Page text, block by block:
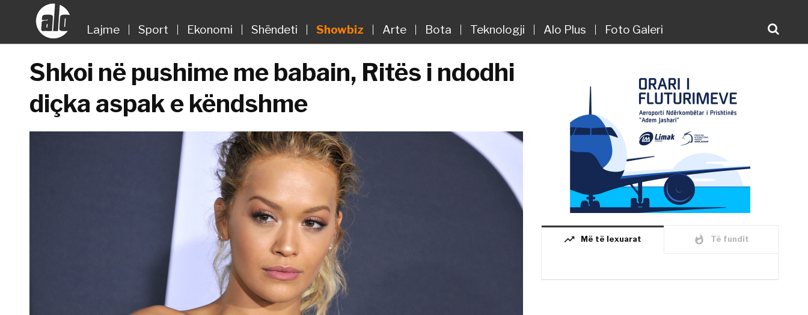
Lajme Sport Ekonomi Shëndeti Showbiz Arte Bota Teknologji Alo Plus Foto Galeri
Shkoi në pushime me babain, Ritës i ndodhi
diçka aspak e këndshme
trending_up Më të lexuarat whatshot Të fundit